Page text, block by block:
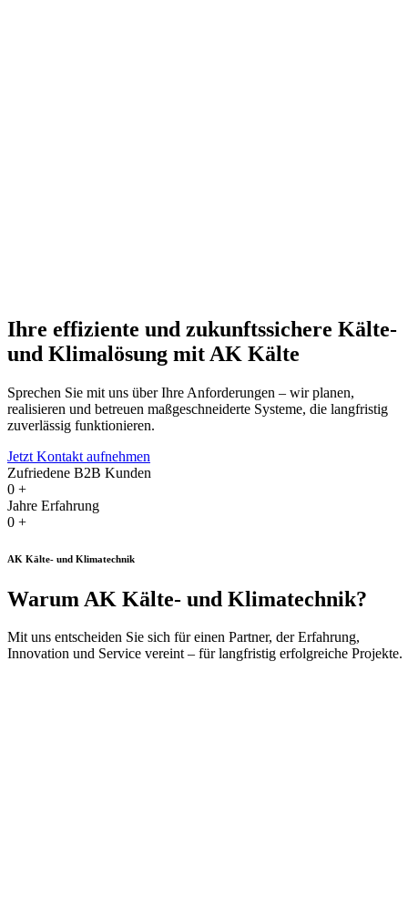
Ihre effiziente und zukunftssichere Kälte-
und Klimalösung mit AK Kälte
Sprechen Sie mit uns über Ihre Anforderungen – wir planen,
realisieren und betreuen maßgeschneiderte Systeme, die langfristig
zuverlässig funktionieren.
Jetzt Kontakt aufnehmen
Zufriedene B2B Kunden
0 +
Jahre Erfahrung
0 +
AK Kälte- und Klimatechnik
Warum AK Kälte- und Klimatechnik?
Mit uns entscheiden Sie sich für einen Partner, der Erfahrung,
Innovation und Service vereint – für langfristig erfolgreiche Projekte.